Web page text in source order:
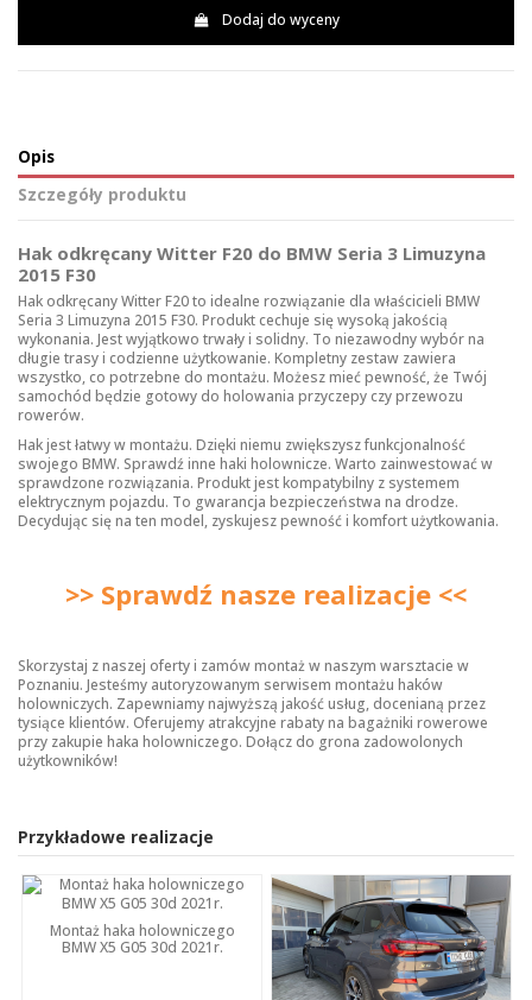
Dodaj do wyceny
Opis
Szczegóły produktu
Hak odkręcany Witter F20 do BMW Seria 3 Limuzyna
2015 F30
Hak odkręcany Witter F20 to idealne rozwiązanie dla właścicieli BMW
Seria 3 Limuzyna 2015 F30. Produkt cechuje się wysoką jakością
wykonania. Jest wyjątkowo trwały i solidny. To niezawodny wybór na
długie trasy i codzienne użytkowanie. Kompletny zestaw zawiera
wszystko, co potrzebne do montażu. Możesz mieć pewność, że Twój
samochód będzie gotowy do holowania przyczepy czy przewozu
rowerów.
Hak jest łatwy w montażu. Dzięki niemu zwiększysz funkcjonalność
swojego BMW. Sprawdź inne haki holownicze. Warto zainwestować w
sprawdzone rozwiązania. Produkt jest kompatybilny z systemem
elektrycznym pojazdu. To gwarancja bezpieczeństwa na drodze.
Decydując się na ten model, zyskujesz pewność i komfort użytkowania.
>> Sprawdź nasze realizacje <<
Skorzystaj z naszej oferty i zamów montaż w naszym warsztacie w
Poznaniu. Jesteśmy autoryzowanym serwisem montażu haków
holowniczych. Zapewniamy najwyższą jakość usług, docenianą przez
tysiące klientów. Oferujemy atrakcyjne rabaty na bagażniki rowerowe
przy zakupie haka holowniczego. Dołącz do grona zadowolonych
użytkowników!
Przykładowe realizacje
Montaż haka holowniczego
BMW X5 G05 30d 2021r.